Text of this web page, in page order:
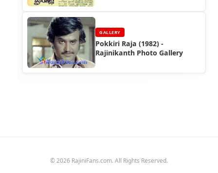
GALLERY
Pokkiri Raja (1982) -
Rajinikanth Photo Gallery
© 2026 RajiniFans.com. All Rights Reserved.